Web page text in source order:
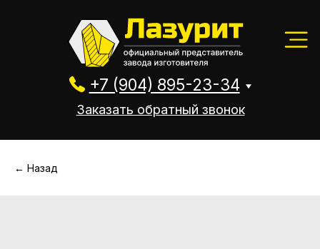
+7 (904) 895-23-34
Заказать обратный звонок
+7 (904) 895-23-34
Заказать обратный звонок
← Назад